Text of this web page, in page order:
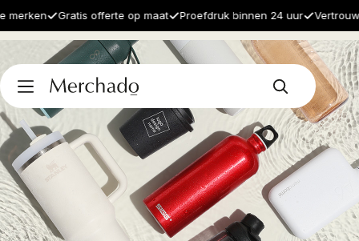
Gratis offerte op maat Proefdruk binnen 24 uur